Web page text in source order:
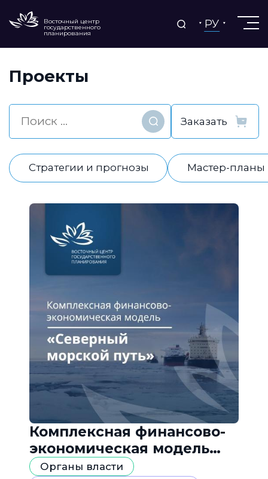
Восточный центр
государственного
планирования
РУ
Проекты
Найти
Стратегии и прогнозы Мастер-планы
Комплексная финансово-
экономическая модель
«Северный морской путь»
Органы власти